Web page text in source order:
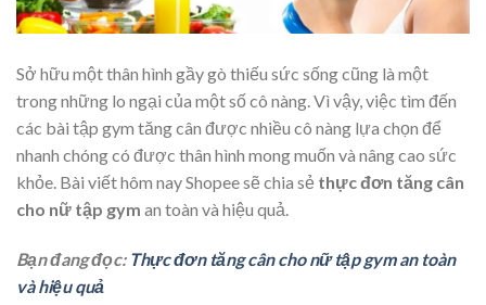
Sở hữu một thân hình gầy gò thiếu sức sống cũng là một
trong những lo ngại của một số cô nàng. Vì vậy, việc tìm đến
các bài tập gym tăng cân được nhiều cô nàng lựa chọn để
nhanh chóng có được thân hình mong muốn và nâng cao sức
khỏe. Bài viết hôm nay Shopee sẽ chia sẻ thực đơn tăng cân
cho nữ tập gym an toàn và hiệu quả.
Bạn đang đọc: Thực đơn tăng cân cho nữ tập gym an toàn
và hiệu quả